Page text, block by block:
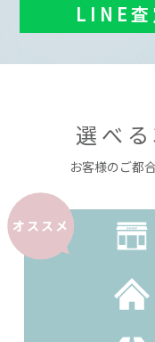
LINE査
選べ
お客様のご都
オススメ